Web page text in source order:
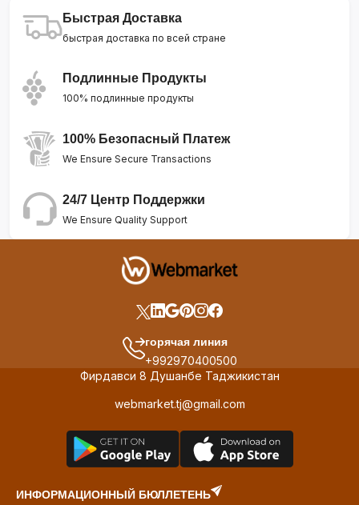
Быстрая Доставка
быстрая доставка по всей стране
Подлинные Продукты
100% подлинные продукты
100% Безопасный Платеж
We Ensure Secure Transactions
24/7 Центр Поддержки
We Ensure Quality Support
горячая линия
+992970400500
Фирдавси 8 Душанбе Таджикистан
webmarket.tj@gmail.com
ИНФОРМАЦИОННЫЙ БЮЛЛЕТЕНЬ